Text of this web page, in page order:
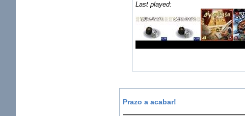
Last played:
Prazo a acabar!